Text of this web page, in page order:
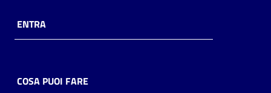
online
ENTRA
COSA PUOI FARE